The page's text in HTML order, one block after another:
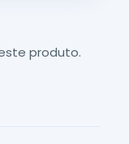
produto.